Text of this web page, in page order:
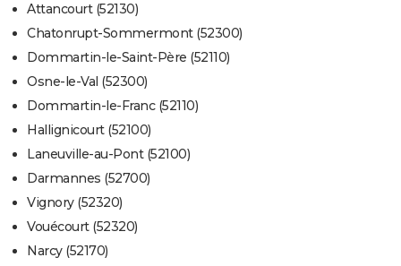
Attancourt (52130)
Chatonrupt-Sommermont (52300)
Dommartin-le-Saint-Père (52110)
Osne-le-Val (52300)
Dommartin-le-Franc (52110)
Hallignicourt (52100)
Laneuville-au-Pont (52100)
Darmannes (52700)
Vignory (52320)
Vouécourt (52320)
Narcy (52170)